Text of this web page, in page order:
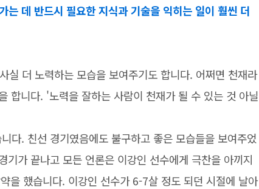
는 데 반드시 필요한 지식과 기술을 익히는 일이 훨씬 더
더 노력하는 모습을 보여주기도 합니다. 어쩌면 천재라
합니다. '노력을 잘하는 사람이 천재가 될 수 있는 것 아닐
다. 친선 경기였음에도 불구하고 좋은 모습들을 보여주었
기가 끝나고 모든 언론은 이강인 선수에게 극찬을 아끼지
을 했습니다. 이강인 선수가 6-7살 정도 되던 시절에 날아